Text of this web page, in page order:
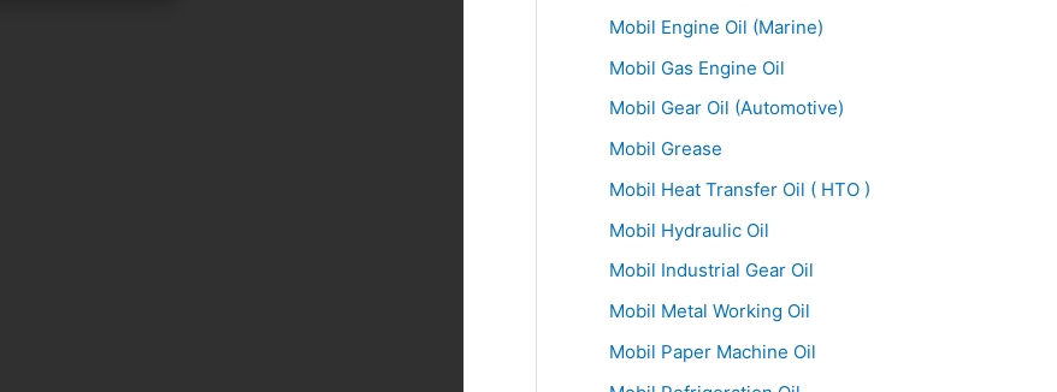
Mobil Engine Oil (Marine)
Mobil Gas Engine Oil
Mobil Gear Oil (Automotive)
Mobil Grease
Mobil Heat Transfer Oil ( HTO )
Mobil Hydraulic Oil
Mobil Industrial Gear Oil
Mobil Metal Working Oil
Mobil Paper Machine Oil